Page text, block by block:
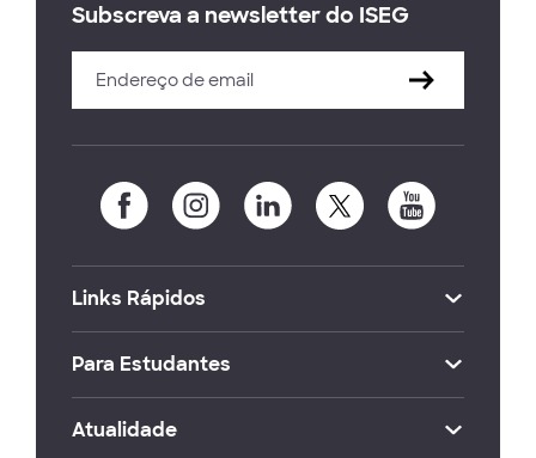
Subscreva a newsletter do ISEG
Links Rápidos
Para Estudantes
Atualidade